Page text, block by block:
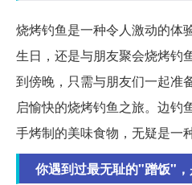
烧烤钓鱼是一种令人激动的体
生日，还是与朋友聚会烧烤钓
到傍晚，只需与朋友们一起准
启愉快的烧烤钓鱼之旅。边钓
手烤制的美味食物，无疑是一
你遇到过最无耻的"蹭饭"